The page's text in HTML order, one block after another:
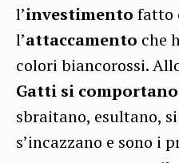
l’investimento fatto
l’attaccamento che
colori biancorossi.
Gatti si
sbraitano, esultano,
s’incazzano e sono i